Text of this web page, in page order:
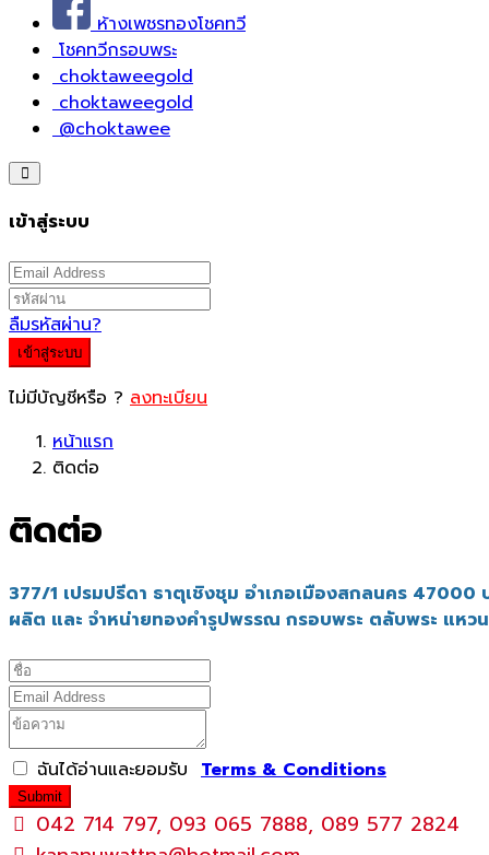
ห้างเพชรทองโชคทวี
โชคทวีกรอบพระ
choktaweegold
choktaweegold
@choktawee
เข้าสู่ระบบ
ลืมรหัสผ่าน?
เข้าสู่ระบบ
ไม่มีบัญชีหรือ ? ลงทะเบียน
หน้าแรก
ติดต่อ
ติดต่อ
377/1 เปรมปรีดา ธาตุเชิงชุม อำเภอเมืองสกลนคร 47000
ผลิต และ จำหน่ายทองคำรูปพรรณ กรอบพระ ตลับพระ แหว
ฉันได้อ่านและยอมรับ Terms & Conditions
Submit
042 714 797, 093 065 7888, 089 577 2824